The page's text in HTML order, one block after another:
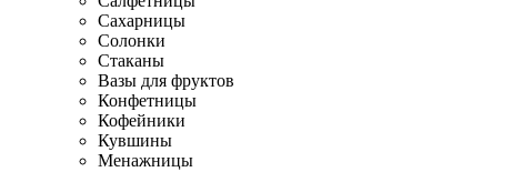
Сахарницы
Солонки
Стаканы
Вазы для фруктов
Конфетницы
Кофейники
Кувшины
Менажницы